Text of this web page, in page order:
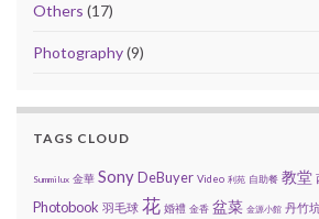
Others (17)
Photography(9)
TAGS CLOUD
Summilux 金華 SonyDeBuyer Video 利苑 自助餐 教堂
Photobook 羽毛球 花 婚禮 金香 盆菜 金源小館 丹竹